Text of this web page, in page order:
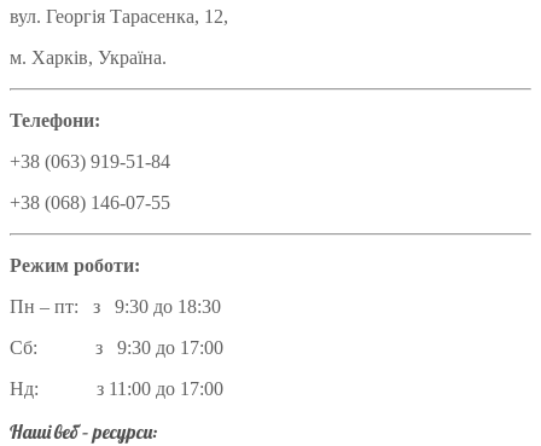
вул. Георгія Тарасенка, 12,
м. Харків, Україна.
Телефони:
+38 (063) 919-51-84
+38 (068) 146-07-55
Режим роботи:
Пн – пт: з 9:30 до 18:30
Сб: з 9:30 до 17:00
Нд: з 11:00 до 17:00
Наші веб – ресурси: